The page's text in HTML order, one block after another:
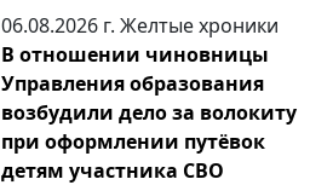
06.08.2026 г. Желтые хроники
В отношении чиновницы
Управления образования
возбудили дело за волокиту
при оформлении путёвок
детям участника СВО